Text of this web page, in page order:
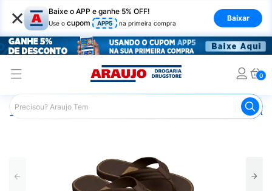
× Baixe o APP e ganhe 5% OFF!
Use o cupom APP5 na primeira compra
Baixar
0
Araujo Mercado Calçados e